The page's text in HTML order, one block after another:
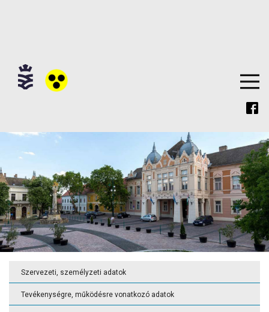
Szervezeti, személyzeti adatok
Tevékenységre, működésre vonatkozó adatok